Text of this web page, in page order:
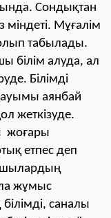
Сондықтан
міндеті. Мұғалім
табылады.
білім алуда, ал
Білімді
аянбай
жеткізуде.
жоғары
етпес деп
жұмыс
саналы